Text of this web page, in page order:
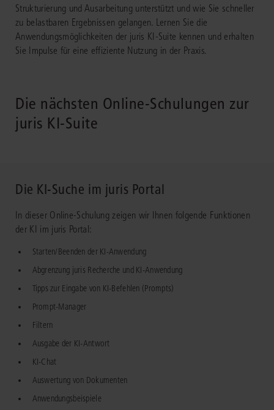
Strukturierung und Ausarbeitung unterstützt und wie Sie schneller
zu belastbaren Ergebnissen gelangen. Lernen Sie die
Anwendungsmöglichkeiten der juris KI-Suite kennen und erhalten
Sie Impulse für eine effiziente Nutzung in der Praxis.
Die nächsten Online-Schulungen zur
juris KI-Suite
Die KI-Suche im juris Portal
In dieser Online-Schulung zeigen wir Ihnen folgende Funktionen
der KI im juris Portal:
Starten/Beenden der KI-Anwendung
Abgrenzung juris Recherche und KI-Anwendung
Tipps zur Eingabe von KI-Befehlen (Prompts)
Prompt-Manager
Filtern
Ausgabe der KI-Antwort
KI-Chat
Auswertung von Dokumenten
Anwendungsbeispiele